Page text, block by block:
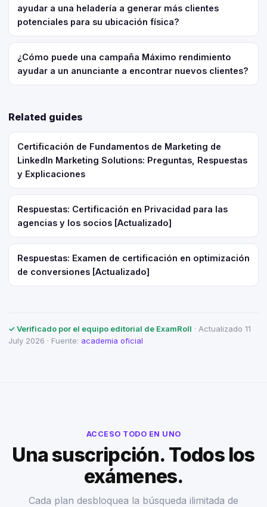
ayudar a una heladería a generar más clientes
potenciales para su ubicación física?
¿Cómo puede una campaña Máximo rendimiento
ayudar a un anunciante a encontrar nuevos clientes?
Related guides
Certificación de Fundamentos de Marketing de
LinkedIn Marketing Solutions: Preguntas, Respuestas
y Explicaciones
Respuestas: Certificación en Privacidad para las
agencias y los socios [Actualizado]
Respuestas: Examen de certificación en optimización
de conversiones [Actualizado]
✓ Verificado por el equipo editorial de ExamRoll · Actualizado 11
July 2026 · Fuente: academia oficial
ACCESO TODO EN UNO
Una suscripción. Todos los
exámenes.
Cada plan desbloquea la búsqueda ilimitada de